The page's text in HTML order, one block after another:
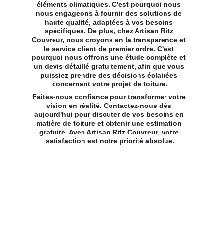
éléments climatiques. C'est pourquoi nous
nous engageons à fournir des solutions de
haute qualité, adaptées à vos besoins
spécifiques. De plus, chez Artisan Ritz
Couvreur, nous croyons en la transparence et
le service client de premier ordre. C'est
pourquoi nous offrons une étude complète et
un devis détaillé gratuitement, afin que vous
puissiez prendre des décisions éclairées
concernant votre projet de toiture.
Faites-nous confiance pour transformer votre
vision en réalité. Contactez-nous dès
aujourd'hui pour discuter de vos besoins en
matière de toiture et obtenir une estimation
gratuite. Avec Artisan Ritz Couvreur, votre
satisfaction est notre priorité absolue.